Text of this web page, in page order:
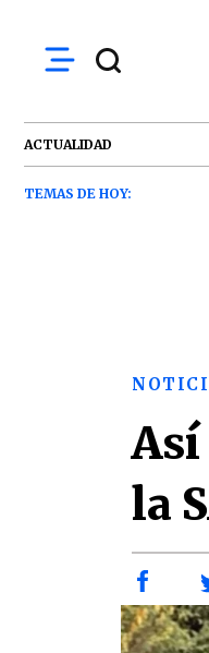
ACTUALIDAD
TEMAS DE HOY:
la